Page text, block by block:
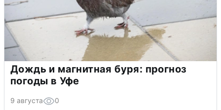
Дождь и магнитная буря: прогноз
погоды в Уфе
9 августа 0